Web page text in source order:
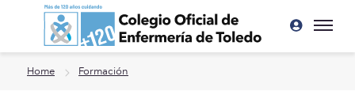
Ir a contenido principal
Home Formación